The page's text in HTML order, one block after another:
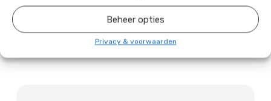
Beheer opties
Privacy & voorwaarden